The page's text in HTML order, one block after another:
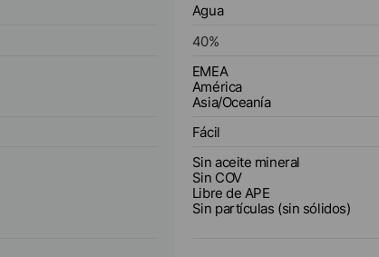
Agua
40%
EMEA
América
Asia/Oceanía
Fácil
Sin aceite mineral
Sin COV
Libre de APE
Sin partículas (sin sólidos)